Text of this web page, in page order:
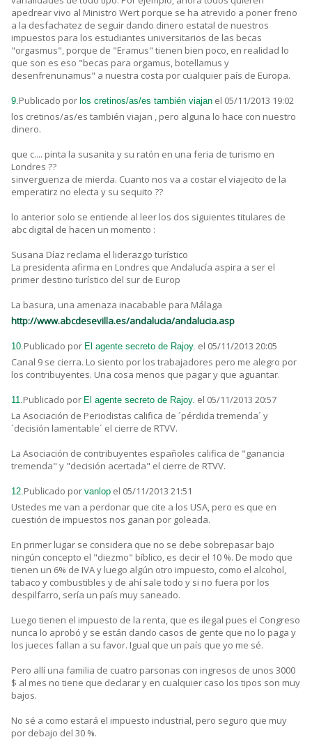
apedrear vivo al Ministro Wert porque se ha atrevido a poner freno
a la desfachatez de seguir dando dinero estatal de nuestros
impuestos para los estudiantes universitarios de las becas
"orgasmus", porque de "Eramus" tienen bien poco, en realidad lo
que son es eso "becas para orgamus, botellamus y
desenfrenunamus" a nuestra costa por cualquier país de Europa.
9.Publicado por los cretinos/as/es también viajan el 05/11/2013 19:02
los cretinos/as/es también viajan , pero alguna lo hace con nuestro
dinero.
que c.... pinta la susanita y su ratón en una feria de turismo en
Londres ??
sinverguenza de mierda. Cuanto nos va a costar el viajecito de la
emperatirz no electa y su sequito ??
lo anterior solo se entiende al leer los dos siguientes titulares de
abc digital de hacen un momento :
Susana Díaz reclama el liderazgo turístico
La presidenta afirma en Londres que Andalucía aspira a ser el
primer destino turístico del sur de Europ
La basura, una amenaza inacabable para Málaga
http://www.abcdesevilla.es/andalucia/andalucia.asp
10.Publicado por El agente secreto de Rajoy. el 05/11/2013 20:05
Canal 9 se cierra. Lo siento por los trabajadores pero me alegro por
los contribuyentes. Una cosa menos que pagar y que aguantar.
11.Publicado por El agente secreto de Rajoy. el 05/11/2013 20:57
La Asociación de Periodistas califica de ´pérdida tremenda´ y
´decisión lamentable´ el cierre de RTVV.
La Asociación de contribuyentes españoles califica de "ganancia
tremenda" y "decisión acertada" el cierre de RTVV.
12.Publicado por vanlop el 05/11/2013 21:51
Ustedes me van a perdonar que cite a los USA, pero es que en
cuestión de impuestos nos ganan por goleada.
En primer lugar se considera que no se debe sobrepasar bajo
ningún concepto el "diezmo" bíblico, es decir el 10 %. De modo que
tienen un 6% de IVA y luego algún otro impuesto, como el alcohol,
tabaco y combustibles y de ahí sale todo y si no fuera por los
despilfarro, sería un país muy saneado.
Luego tienen el impuesto de la renta, que es ilegal pues el Congreso
nunca lo aprobó y se están dando casos de gente que no lo paga y
los jueces fallan a su favor. Igual que un país que yo me sé.
Pero allí una familia de cuatro parsonas con ingresos de unos 3000
$ al mes no tiene que declarar y en cualquier caso los tipos son muy
bajos.
No sé a como estará el impuesto industrial, pero seguro que muy
por debajo del 30 %.